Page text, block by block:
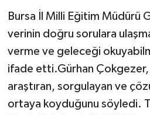
Bursa İl Milli Eğitim Müdürü
verinin doğru sorulara
verme ve geleceği
ifade etti.Gürhan Çokgezer,
araştıran, sorgulayan ve
ortaya koyduğunu söyledi.